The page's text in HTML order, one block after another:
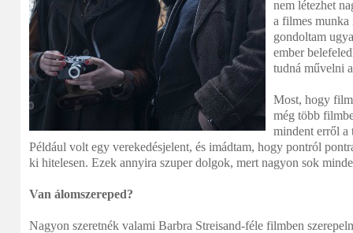
nem létezhet
a filmes
gondoltam
ember
tudná művelni
Most, hogy
még több
mindent erről a
Például volt egy verekedésjelent, és imádtam, hogy pontról
ki hitelesen. Ezek annyira szuper dolgok, mert nagyon sok
Van álomszereped?
Nagyon szeretnék valami Barbra Streisand-féle filmben